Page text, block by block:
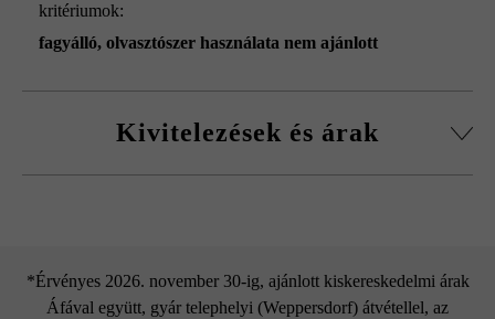
kritériumok:
fagyálló, olvasztószer használata nem ajánlott
Kivitelezések és árak
*Érvényes 2026. november 30-ig, ajánlott kiskereskedelmi árak
Áfával együtt, gyár telephelyi (Weppersdorf) átvétellel, az